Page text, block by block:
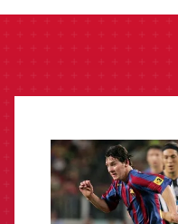
FCB Barcelona badge